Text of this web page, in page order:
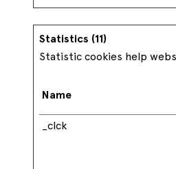
Statistics (11)
Statistic cookies help
Name
_clck